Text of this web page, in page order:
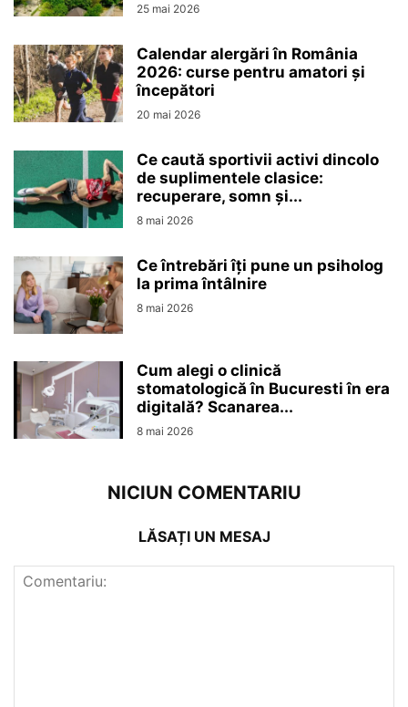
25 mai 2026
Calendar alergări în România
2026: curse pentru amatori și
începători
20 mai 2026
Ce caută sportivii activi dincolo
de suplimentele clasice:
recuperare, somn și...
8 mai 2026
Ce întrebări îți pune un psiholog
la prima întâlnire
8 mai 2026
Cum alegi o clinică
stomatologică în Bucuresti în era
digitală? Scanarea...
8 mai 2026
NICIUN COMENTARIU
LĂSAȚI UN MESAJ